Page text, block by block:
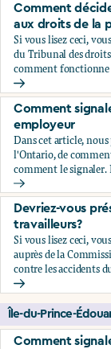
Comment
aux droits de la
Si vous lisez ceci,
du Tribunal des
comment fonctionne
Comment
Comment
employeur
Dans cet article,
l'Ontario, de
comment le signaler.
Comment
Devriez-vous
travailleurs?
Si vous lisez ceci,
auprès de la
contre les accidents
Devriez-vous
Île-du-Prince-
Comment